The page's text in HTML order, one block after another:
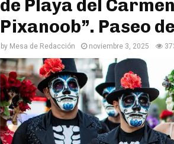
de Playa del
Pixanoob”. Paseo
by Mesa de Redacción noviembre 3, 2025